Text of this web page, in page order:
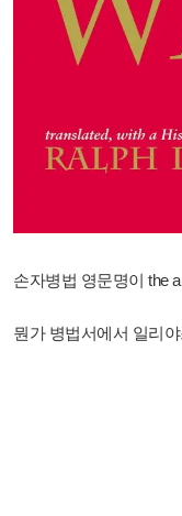
손자병법 영문명이 the
뭔가 병법서에서 일리